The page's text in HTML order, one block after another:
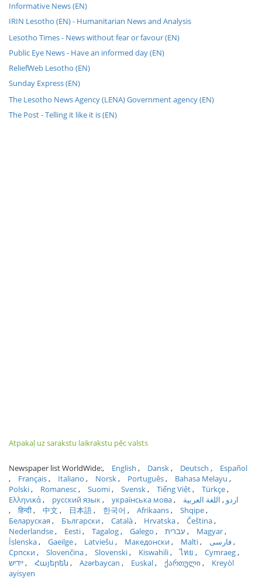
Informative News (EN)
IRIN Lesotho (EN) - Humanitarian News and Analysis
Lesotho Times - News without fear or favour (EN)
Public Eye News - Have an informed day (EN)
ReliefWeb Lesotho (EN)
Sunday Express (EN)
The Lesotho News Agency (LENA) Government agency (EN)
The Post - Telling it like it is (EN)
Atpakaļ uz sarakstu laikrakstu pēc valsts
Newspaper list WorldWide: English Dansk Deutsch
Español
Français
Italiano Norsk Português
Bahasa Melayu
Polski
Romanesc Suomi Svensk Tiếng Việt
Türkçe
Ελληνικά
русский язык українська мова اردو
اللغة العربية
हिन्दी
中文 日本語 한국어 Afrikaans
Shqipe
Беларуская
Български Català Hrvatska
Čeština
Nederlandse
Eesti Tagalog Galego עברית
Magyar
Íslenska
Gaeilge Latviešu Македонски Malti
فارسی
Српски
Slovenčina Slovenski Kiswahili ไทย
Cymraeg
ייִדיש
Հայերեն Azərbaycan Euskal ქართული
Kreyòl
ayisyen